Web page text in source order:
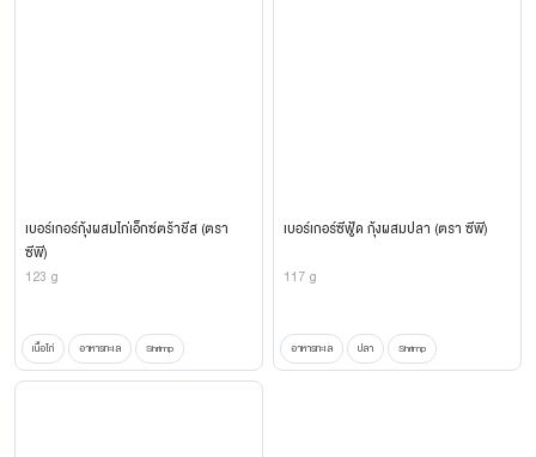
เบอร์เกอร์กุ้งผสมไก่เอ็กซ์ตร้าชีส (ตรา
ซีพี)
123 g
เนื้อไก่ อาหารทะเล Shrimp
เบอร์เกอร์ซีฟู้ด กุ้งผสมปลา (ตรา ซีพี)
117 g
อาหารทะเล ปลา Shrimp